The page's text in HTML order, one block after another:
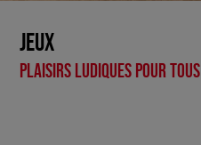
JEUX
Plaisirs ludiques pour tous